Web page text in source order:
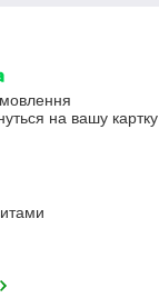
на вашу картку